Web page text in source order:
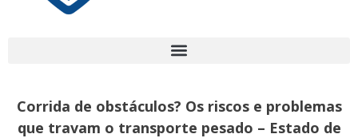
Corrida de obstáculos? Os riscos e problemas
que travam o transporte pesado – Estado de